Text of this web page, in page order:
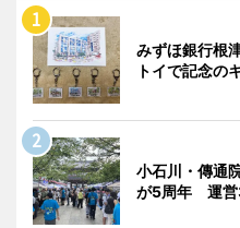
みずほ銀行根
トイで記念の
小石川・傳通
が5周年 運